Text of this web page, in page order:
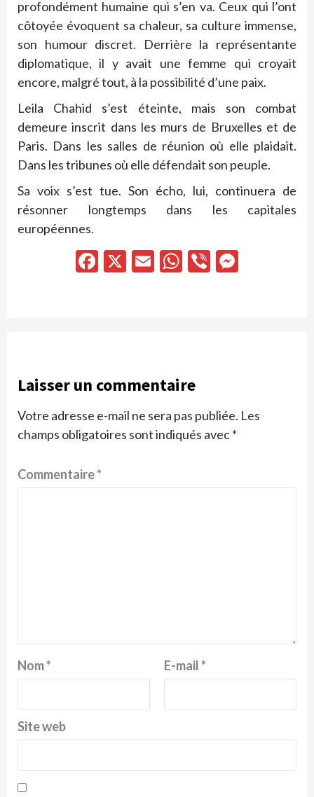
profondément humaine qui s’en va. Ceux qui l’ont
côtoyée évoquent sa chaleur, sa culture immense,
son humour discret. Derrière la représentante
diplomatique, il y avait une femme qui croyait
encore, malgré tout, à la possibilité d’une paix.
Leila Chahid s’est éteinte, mais son combat
demeure inscrit dans les murs de Bruxelles et de
Paris. Dans les salles de réunion où elle plaidait.
Dans les tribunes où elle défendait son peuple.
Sa voix s’est tue. Son écho, lui, continuera de
résonner longtemps dans les capitales
européennes.
Facebook
X EmailWhatsApp
Viber
Laisser un commentaire
Votre adresse e-mail ne sera pas publiée. Les
champs obligatoires sont indiqués avec*
Commentaire*
Nom* E-mail*
Site web